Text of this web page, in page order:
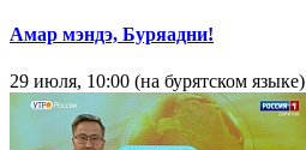
Амар мэндэ, Буряадни!
29 июля, 10:00 (на бурятском языке)